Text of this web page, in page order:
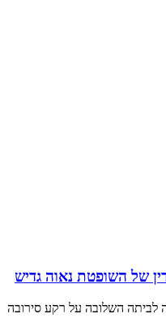
של השופטת נאוה גדיש
לביתה השלובה על רקע סירובה